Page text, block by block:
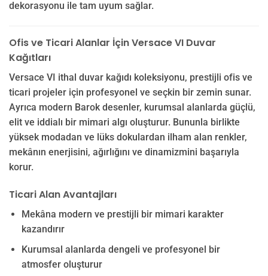
dekorasyonu ile tam uyum sağlar.
Ofis ve Ticari Alanlar İçin Versace VI Duvar
Kağıtları
Versace VI ithal duvar kağıdı koleksiyonu, prestijli ofis ve
ticari projeler için profesyonel ve seçkin bir zemin sunar.
Ayrıca modern Barok desenler, kurumsal alanlarda güçlü,
elit ve iddialı bir mimari algı oluşturur. Bununla birlikte
yüksek modadan ve lüks dokulardan ilham alan renkler,
mekânın enerjisini, ağırlığını ve dinamizmini başarıyla
korur.
Ticari Alan Avantajları
Mekâna modern ve prestijli bir mimari karakter
kazandırır
Kurumsal alanlarda dengeli ve profesyonel bir
atmosfer oluşturur